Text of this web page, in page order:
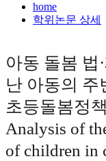
home
학위논문 상세
아동 돌봄 법
난 아동의 주
초등돌봄정
Analysis of
of children in